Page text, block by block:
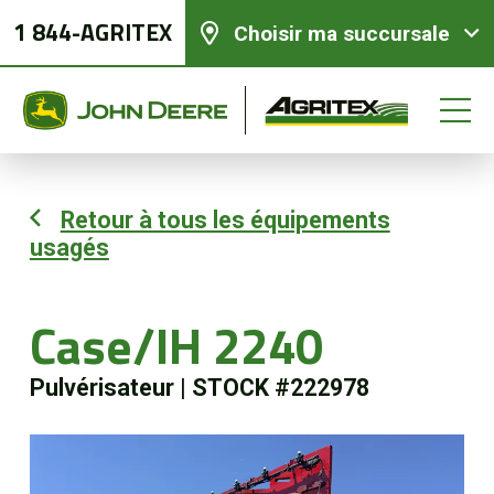
1 844-AGRITEX Choisir ma succursale
Retour à tous les équipements
usagés
Case/IH 2240
Pulvérisateur STOCK #222978
Équipements neufs
Équipements usagés
Pièces et services
Agriculture de précision